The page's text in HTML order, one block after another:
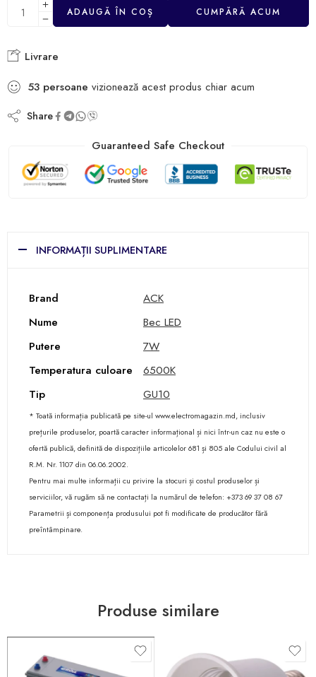
ADAUGĂ ÎN COȘ CUMPĂRĂ ACUM
Livrare
53 persoane vizionează acest produs chiar acum
Share
Guaranteed Safe Checkout
INFORMAȚII SUPLIMENTARE
Brand
ACK
Nume
Bec LED
Putere
7W
Temperatura culoare
6500K
Tip
GU10
* Toată informația publicată pe site-ul www.electromagazin.md, inclusiv
prețurile produselor, poartă caracter informațional și nici într-un caz nu este o
ofertă publică, definită de dispozițiile articolelor 681 și 805 ale Codului civil al
R.M. Nr. 1107 din 06.06.2002.
Pentru mai multe informații cu privire la stocuri și costul produselor și
serviciilor, vă rugăm să ne contactați la numărul de telefon: +373 69 37 08 67
Parametrii și componența produsului pot fi modificate de producător fără
preîntâmpinare.
Produse similare